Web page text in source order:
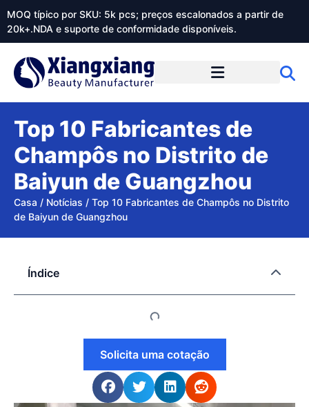
MOQ típico por SKU: 5k pcs; preços escalonados a partir de
20k+.NDA e suporte de conformidade disponíveis.
Top 10 Fabricantes de
Champôs no Distrito de
Baiyun de Guangzhou
Casa / Notícias / Top 10 Fabricantes de Champôs no Distrito
de Baiyun de Guangzhou
Índice
Solicita uma cotação